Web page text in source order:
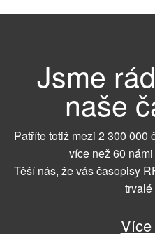
Jsme
naše
Patříte totiž mezi 2 300 000
více než 60
Těší nás, že vás časopisy
Více